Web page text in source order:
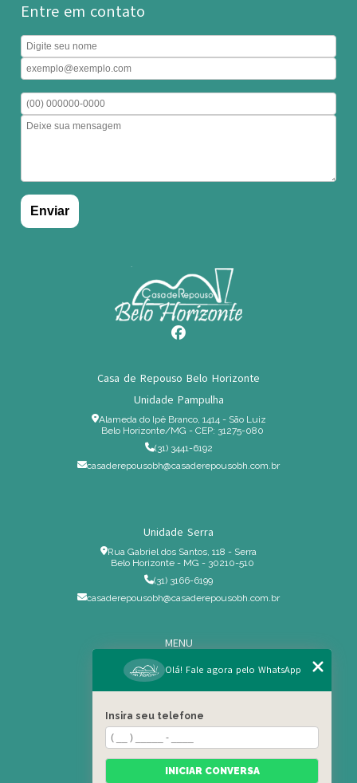
Entre em contato
Casa de Repouso Belo Horizonte
Unidade Pampulha
Alameda do Ipê Branco, 1414 - São Luiz
Belo Horizonte/MG - CEP: 31275-080
(31) 3441-6192
casaderepousobh@casaderepousobh.com.br
Unidade Serra
Rua Gabriel dos Santos, 118 - Serra
Belo Horizonte - MG - 30210-510
(31) 3166-6199
casaderepousobh@casaderepousobh.com.br
MENU
Home
Institucional
Serviços Especiais
Blog
Residência
Olá! Fale agora pelo WhatsApp
Insira seu telefone
INICIAR CONVERSA